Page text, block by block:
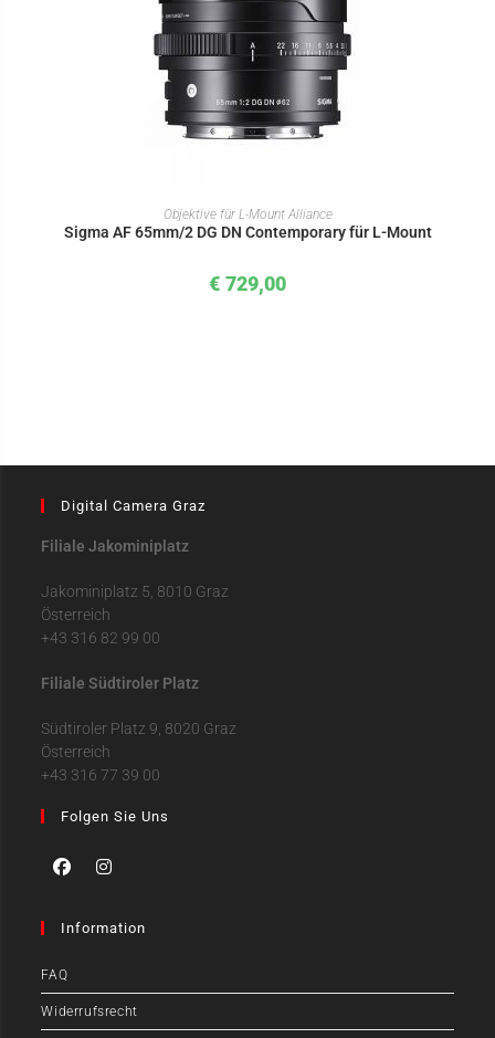
IN DEN WARENKORB
Objektive für L-Mount Alliance
Sigma AF 65mm/2 DG DN Contemporary für L-Mount
€ 729,00
Digital Camera Graz
Filiale Jakominiplatz
Jakominiplatz 5, 8010 Graz
Österreich
+43 316 82 99 00
Filiale Südtiroler Platz
Südtiroler Platz 9, 8020 Graz
Österreich
+43 316 77 39 00
Folgen Sie Uns
Information
FAQ
Widerrufsrecht